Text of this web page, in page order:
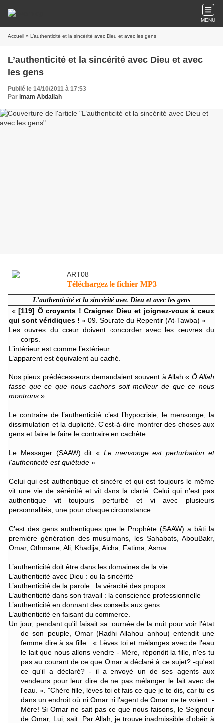
MENU
Accueil » L’authenticité et la sincérité avec Dieu et avec les gens
L’authenticité et la sincérité avec Dieu et avec
les gens
Publié le 14/10/2011 à 17:53
Par imam Abdallah
Téléchargez le fichier MP3
L’authenticité et la sincérité avec Dieu et avec les gens
«[119] Ô croyants ! Craignez Dieu et joignez-vous à ceux
qui sont véridiques ! » 09. Sourate du Repentir (At-Tawba) »
Les ouvres du cœur doivent concorder avec les œuvres du
corps.
L’intérieur est comme l’extérieur.
L’apparent est équivalent au caché.
Nos pieux prédécesseurs demandaient souvent à Allah « Ô Allah
fasse que ce que nous cachons soit meilleur de que ce nous
montrons »
Le contraire de l’authenticité c’est l’hypocrisie, le mensonge, la
dissimulation et la duplicité. C'est-à-dire montrer des choses aux
gens et faire le faire le contraire en cachète.
Le Messager (SAAW) dit « Le mensonge est perturbation et
l’authenticité est quiétude »
Celui qui est authentique et sincère et qui est toujours le même
vit une vie de sérénité et vit dans la clarté. Celui qui n’est pas
authentique vit toujours perturbé et vi avec plusieurs
personnalités, une pour chaque circonstance.
C’est des gens authentiques que le Prophète (SAAW) a bâti la
première génération des musulmans, les Sahabats, AbouBakr,
Omar, Othmane, Ali, Khadija, Aicha, Fatima, Asma …
L’authenticité doit être dans les domaines de la vie :
L’authenticité avec Dieu : ou la sincérité
L’authenticité de la parole : la véracité des propos
L’authenticité dans son travail : la conscience professionnelle
L’authenticité en donnant des conseils aux gens.
L’authenticité en faisant du commerce.
Un jour, pendant qu'il faisait sa tournée de la nuit pour voir l'état
de son peuple, Omar (Radhi Allahou anhou) entendit une
femme dire à sa fille : « Lèves toi et mélanges avec de l'eau
le lait que nous allons vendre - Mère, répondit la fille, n'es tu
pas au courant de ce que Omar a déclaré à ce sujet? -qu'est
ce qu'il a déclaré? - il a envoyé un de ses agents aux
vendeurs pour leur dire de ne pas mélanger le lait avec de
l'eau. ». "Chère fille, lèves toi et fais ce que je te dis, car tu es
dans un endroit où ni Omar ni l'agent de Omar ne te voient. -
Mère! Si Omar ne sait pas ce que nous faisons, le Seigneur
de Omar, Lui, sait. Par Allah, je trouve inadmissible d'obéir à